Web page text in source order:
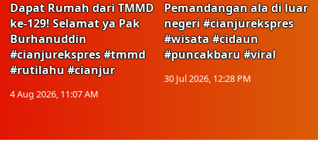
Dapat Rumah dari TMMD
ke-129! Selamat ya Pak
Burhanuddin
#cianjurekspres #tmmd
#rutilahu #cianjur
4 Aug 2026, 11:07 AM
Pemandangan ala di luar
negeri #cianjurekspres
#wisata #cidaun
#puncakbaru #viral
30 Jul 2026, 12:28 PM